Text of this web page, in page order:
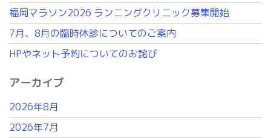
福岡マラソン2026 ランニングクリニック募集開始
7月、8月の臨時休診についてのご案内
HPやネット予約についてのお詫び
アーカイブ
2026年8月
2026年7月